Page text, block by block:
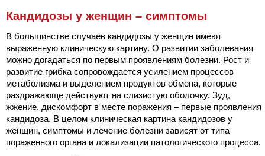
Кандидозы у женщин – симптомы
В большинстве случаев кандидозы у женщин имеют
выраженную клиническую картину. О развитии заболевания
можно догадаться по первым проявлениям болезни. Рост и
развитие грибка сопровождается усилением процессов
метаболизма и выделением продуктов обмена, которые
раздражающе действуют на слизистую оболочку. Зуд,
жжение, дискомфорт в месте поражения – первые проявления
кандидоза. В целом клиническая картина кандидозов у
женщин, симптомы и лечение болезни зависят от типа
пораженного органа и локализации патологического процесса.